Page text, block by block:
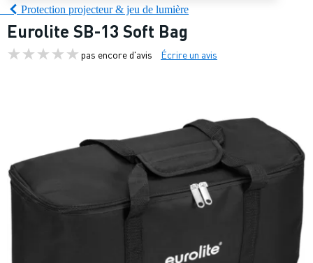
Protection projecteur & jeu de lumière
Eurolite SB-13 Soft Bag
pas encore d'avis Écrire un avis